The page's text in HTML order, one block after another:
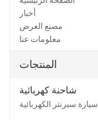
أخبار
مصنع العرض
معلومات عنا
المنتجات
شاحنة كهربائية
سيارة سبرنتر الكهربائية